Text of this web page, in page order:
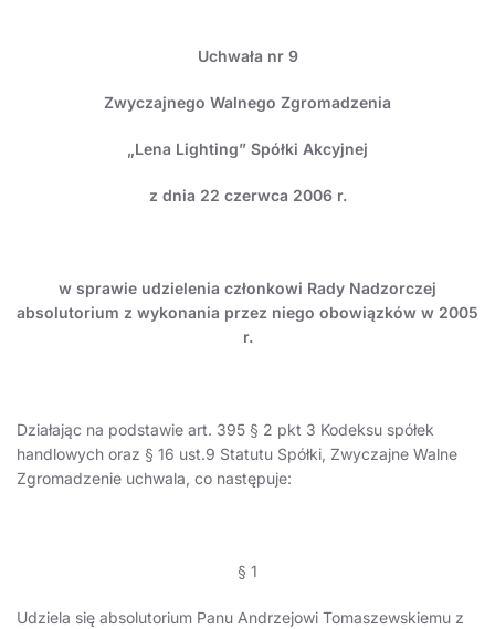
Uchwała nr 9
Zwyczajnego Walnego Zgromadzenia
„Lena Lighting” Spółki Akcyjnej
z dnia 22 czerwca 2006 r.
w sprawie udzielenia członkowi Rady Nadzorczej
absolutorium z wykonania przez niego obowiązków w 2005
r.
Działając na podstawie art. 395 § 2 pkt 3 Kodeksu spółek
handlowych oraz § 16 ust.9 Statutu Spółki, Zwyczajne Walne
Zgromadzenie uchwala, co następuje:
§ 1
Udziela się absolutorium Panu Andrzejowi Tomaszewskiemu z